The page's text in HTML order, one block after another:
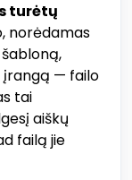
turėtų
norėdamas
— failo
tai
aiškų
failą jie